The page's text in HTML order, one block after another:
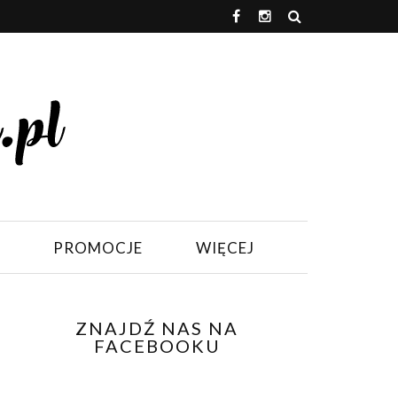
PROMOCJE WIĘCEJ
ZNAJDŹ NAS NA
FACEBOOKU